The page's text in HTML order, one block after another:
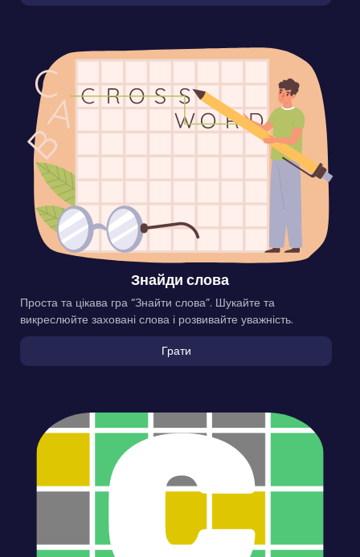
Знайди слова
Проста та цікава гра “Знайти слова”. Шукайте та
викреслюйте заховані слова і розвивайте уважність.
Грати